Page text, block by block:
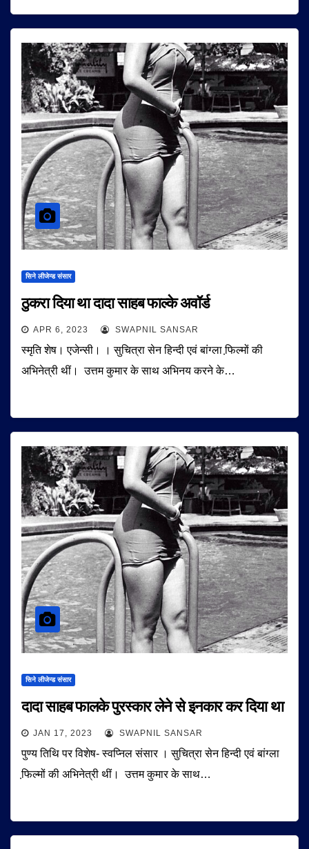
सिने लीजेन्ड संसार
ठुकरा दिया था दादा साहब फाल्के अवॉर्ड
APR 6, 2023 SWAPNIL SANSAR
स्मृति शेष। एजेन्सी। । सुचित्रा सेन हिन्दी एवं बांग्ला फि़ल्मों की
अभिनेत्री थीं। उत्तम कुमार के साथ अभिनय करने के…
सिने लीजेन्ड संसार
दादा साहब फालके पुरस्कार लेने से इनकार कर दिया था
JAN 17, 2023 SWAPNIL SANSAR
पुण्य तिथि पर विशेष- स्वप्निल संसार । सुचित्रा सेन हिन्दी एवं बांग्ला
फि़ल्मों की अभिनेत्री थीं। उत्तम कुमार के साथ…